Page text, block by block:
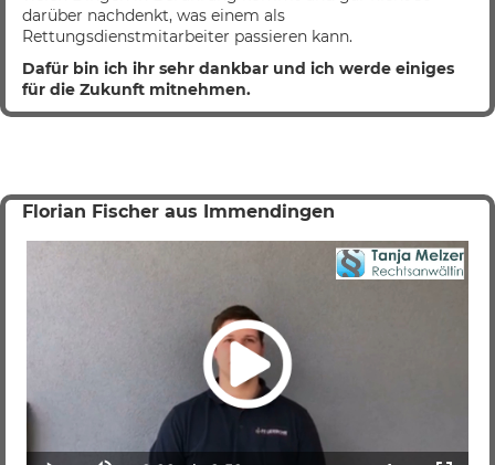
darüber nachdenkt, was einem als
Rettungsdienstmitarbeiter passieren kann.
Dafür bin ich ihr sehr dankbar und ich werde einiges
für die Zukunft mitnehmen.
Florian Fischer aus Immendingen